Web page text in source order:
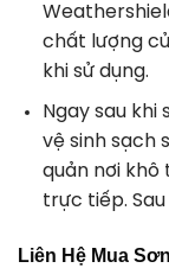
chất lượng
khi sử dụng.
Ngay sau
vệ sinh sạch
quản nơi
trực tiếp.
Liên Hệ Mua